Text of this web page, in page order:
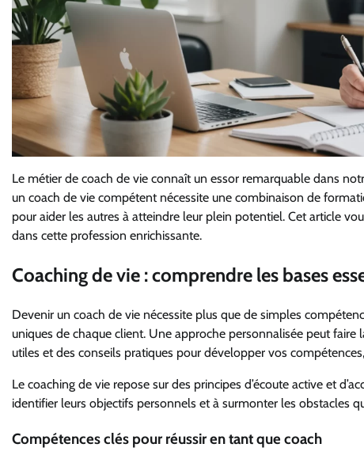
Le métier de coach de vie connaît un essor remarquable dans
un coach de vie compétent nécessite une combinaison de
pour aider les autres à atteindre leur plein potentiel. Cet article
dans cette profession enrichissante.
Coaching de vie : comprendre les bases
Devenir un coach de vie nécessite plus que de simples
uniques de chaque client. Une approche personnalisée peut faire
utiles et des conseils pratiques pour développer vos compétences,
Le coaching de vie repose sur des principes d’écoute active et
identifier leurs objectifs personnels et à surmonter les obstacles
Compétences clés pour réussir en tant que coach